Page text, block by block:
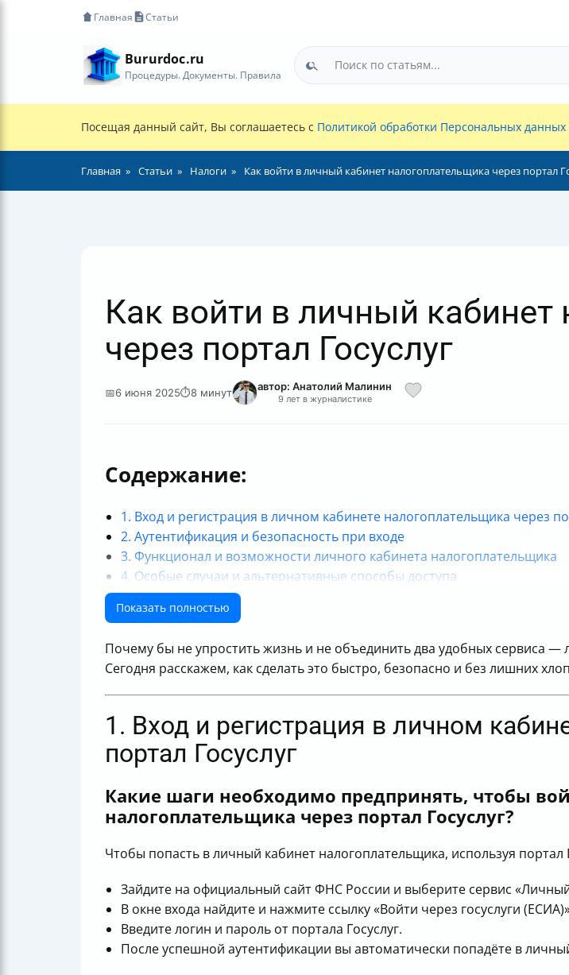
Главная Статьи
Bururdoc.ru
Процедуры. Документы. Правила
Посещая данный сайт, Вы соглашаетесь с Политикой обработки Персональных данных
Главная Статьи Налоги Как войти в личный кабинет налогоплательщика через портал
Как войти в личный кабинет
через портал Госуслуг
📅6 июня 2025⏱8 минут автор: Анатолий Малинин
9 лет в журналистике
Содержание:
1. Вход и регистрация в личном кабинете налогоплательщика через
2. Аутентификация и безопасность при входе
3. Функционал и возможности личного кабинета налогоплательщика
4. Особые случаи и альтернативные способы доступа
5. Взаимодействие с налоговой инспекцией и документы
Итог: Как не потеряться в цифровом лабиринте налогов?
Показать полностью
Почему бы не упростить жизнь и не объединить два удобных сервиса —
Сегодня расскажем, как сделать это быстро, безопасно и без лишних
1. Вход и регистрация в личном
портал Госуслуг
Какие шаги необходимо предпринять, чтобы
налогоплательщика через портал Госуслуг?
Чтобы попасть в личный кабинет налогоплательщика, используя портал
Зайдите на официальный сайт ФНС России и выберите сервис
В окне входа найдите и нажмите ссылку «Войти через госуслуги
Введите логин и пароль от портала Госуслуг.
После успешной аутентификации вы автоматически попадёте в